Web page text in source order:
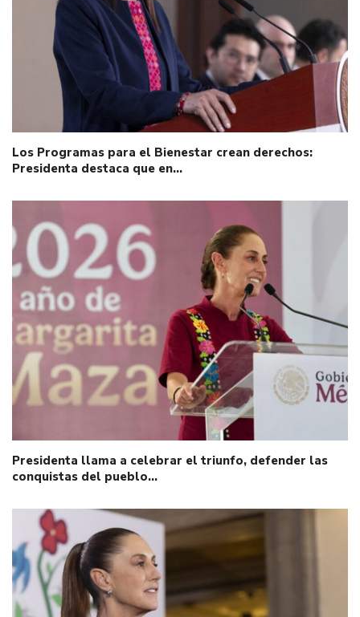
Los Programas para el Bienestar crean derechos:
Presidenta destaca que en…
Presidenta llama a celebrar el triunfo, defender las
conquistas del pueblo…